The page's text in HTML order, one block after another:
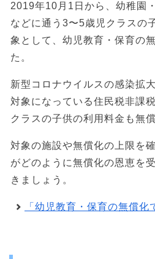
2019年10月1日から、幼稚園
などに通う3〜5歳児クラスの
象として、幼児教育・保育の
た。
新型コロナウイルスの感染拡
対象になっている住民税非課
クラスの子供の利用料金も無
対象の施設や無償化の上限を
がどのように無償化の恩恵を
きましょう。
「幼児教育・保育の無償